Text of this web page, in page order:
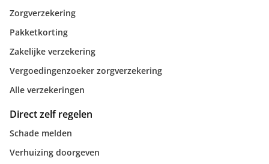
Zorgverzekering
Pakketkorting
Zakelijke verzekering
Vergoedingenzoeker zorgverzekering
Alle verzekeringen
Direct zelf regelen
Schade melden
Verhuizing doorgeven